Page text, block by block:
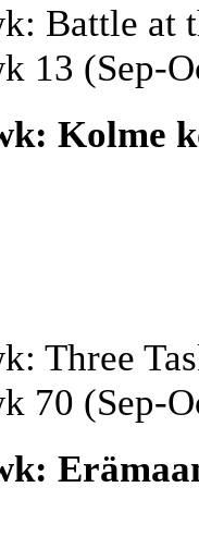
Battle at
13 (Sep-
Kolme
Three
70 (Sep-